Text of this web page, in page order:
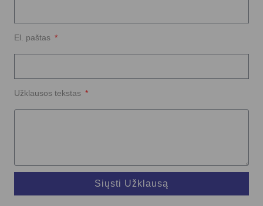
El. paštas
Užklausos tekstas
Siųsti Užklausą